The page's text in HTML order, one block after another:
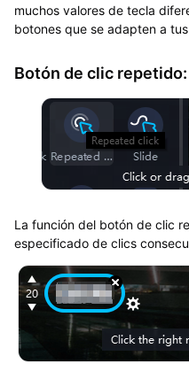
muchos valores de tecla
botones que se adapten a
Botón de clic repetido:
La función del botón de clic
especificado de clics